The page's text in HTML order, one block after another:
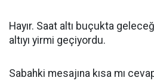
Hayır. Saat altı buçukta
altıyı yirmi geçiyordu.
Sabahki mesajına kısa mı